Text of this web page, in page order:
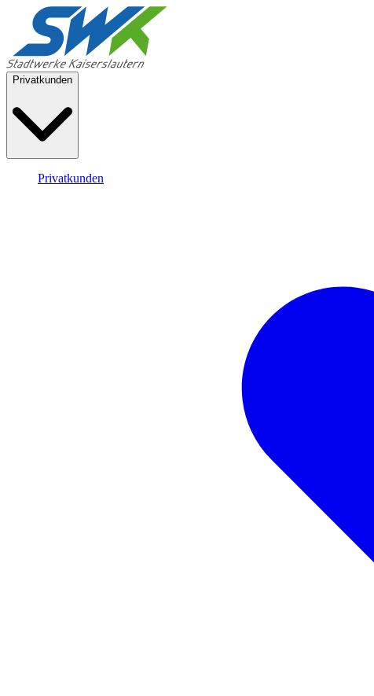
Privatkunden
Privatkunden